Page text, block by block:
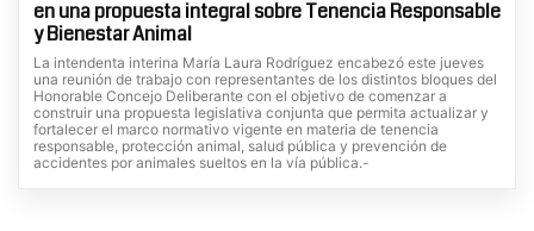
en una propuesta integral sobre Tenencia Responsable
y Bienestar Animal
La intendenta interina María Laura Rodríguez encabezó este jueves
una reunión de trabajo con representantes de los distintos bloques del
Honorable Concejo Deliberante con el objetivo de comenzar a
construir una propuesta legislativa conjunta que permita actualizar y
fortalecer el marco normativo vigente en materia de tenencia
responsable, protección animal, salud pública y prevención de
accidentes por animales sueltos en la vía pública.-